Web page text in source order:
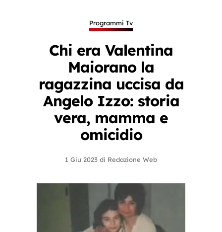
Programmi Tv
Chi era Valentina
Maiorano la
ragazzina uccisa da
Angelo Izzo: storia
vera, mamma e
omicidio
1 Giu 2023 di Redazione Web